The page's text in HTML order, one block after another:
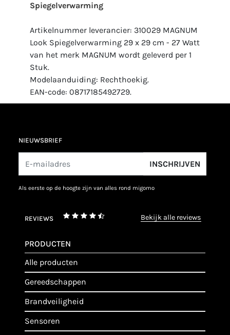
Spiegelverwarming
Artikelnummer leverancier: 310029 MAGNUM
Look Spiegelverwarming 29 x 29 cm - 27 Watt
van het merk MAGNUM wordt geleverd per 1
Stuk.
Modelaanduiding: Rechthoekig.
EAN-code: 08717185492729.
NIEUWSBRIEF
INSCHRIJVEN
als eerste op de hoogte zijn van alles rond migomo
REVIEWS bekijk alle reviews
PRODUCTEN
alle producten
gereedschappen
brandveiligheid
sensoren